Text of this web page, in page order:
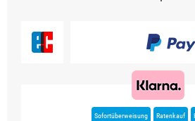
Sofortüberweisung Ratenkauf